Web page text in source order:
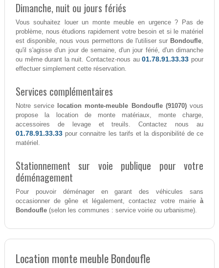
Dimanche, nuit ou jours fériés
Vous souhaitez louer un monte meuble en urgence ? Pas de
problème, nous étudions rapidement votre besoin et si le matériel
est disponible, nous vous permettons de l'utiliser sur Bondoufle,
qu'il s'agisse d'un jour de semaine, d'un jour férié, d'un dimanche
ou même durant la nuit. Contactez-nous au01.78.91.33.33 pour
effectuer simplement cette réservation.
Services complémentaires
Notre service location monte-meuble Bondoufle (91070)vous
propose la location de monte matériaux, monte charge,
accessoires de levage et treuils. Contactez nous au
01.78.91.33.33 pour connaitre les tarifs et la disponibilité de ce
matériel.
Stationnement sur voie publique pour votre
déménagement
Pour pouvoir déménager en garant des véhicules sans
occasionner de gêne et légalement, contactez votre mairieà
Bondoufle(selon les communes : service voirie ou urbanisme).
Location monte meuble Bondoufle